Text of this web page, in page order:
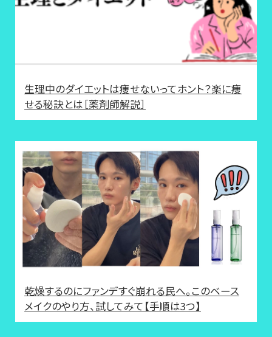
生理中のダイエットは痩せないってホント？楽に痩
せる秘訣とは［薬剤師解説］
乾燥するのにファンデすぐ崩れる民へ。このベース
メイクのやり方、試してみて【手順は3つ】